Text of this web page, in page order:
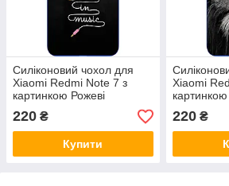
Силіконовий чохол для
Xiaomi Redmi Note 7 з
картинкою Рожеві
220 ₴
Купити
Xiaomi
220₴